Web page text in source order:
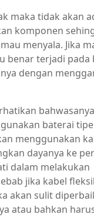
maka tidak akan
komponen
menyala. Jika
benar terjadi pada
dengan
baterai
menggunakan
dayanya ke
dalam melakukan
jika kabel
akan sulit
atau bahkan